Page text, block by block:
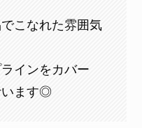
こなれた雰囲気
インをカバー
います◎